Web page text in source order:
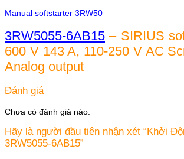
Manual softstarter 3RW50
3RW5055-6AB15 – SIRIUS
600 V 143 A, 110-250 V AC
Analog output
Đánh giá
Chưa có đánh giá nào.
Hãy là người đầu tiên nhận xét “Khởi
3RW5055-6AB15”